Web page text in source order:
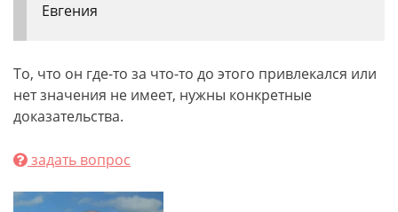
Евгения
То, что он где-то за что-то до этого привлекался или
нет значения не имеет, нужны конкретные
доказательства.
задать вопрос